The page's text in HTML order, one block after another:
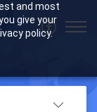
and most
give your
policy.